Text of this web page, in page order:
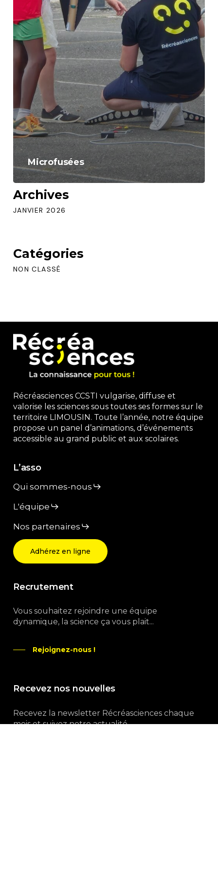
Microfusées
Archives
JANVIER 2026
Catégories
NON CLASSÉ
Récréasciences CCSTI vulgarise, diffuse et
valorise les sciences sous toutes ses formes sur le
territoire LIMOUSIN. Toute l’année, notre équipe
propose un panel d’animations, d’événements
accessible au grand public et aux scolaires.
L’asso
Qui sommes-nous
L'équipe
Nos partenaires
Adhérez en ligne
Recrutement
Vous souhaitez rejoindre une équipe
dynamique, la science ça vous plait...
Rejoignez-nous !
Recevez nos nouvelles
Recevez la newsletter Récréasciences chaque
mois et suivez notre actualité...